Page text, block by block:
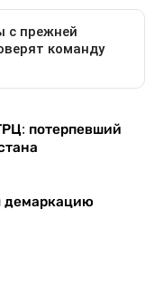
потерпевший
демаркацию